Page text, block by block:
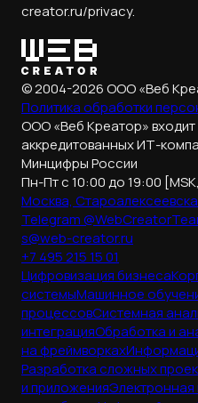
creator.ru/privacy.
© 2004-2026 ООО «Веб
Политика обработки
ООО «Веб Креатор» входит
аккредитованных ИТ-
Минцифры России
Пн-Пт с 10:00 до 19:00
Москва,
Telegram
s@web-creator.ru
+7 495 215 15 01
Цифровизация бизнеса
системыМашинное
процессовСистемная
интеграцияОбработка и
на фреймворках
Разработка сложных
и приложения